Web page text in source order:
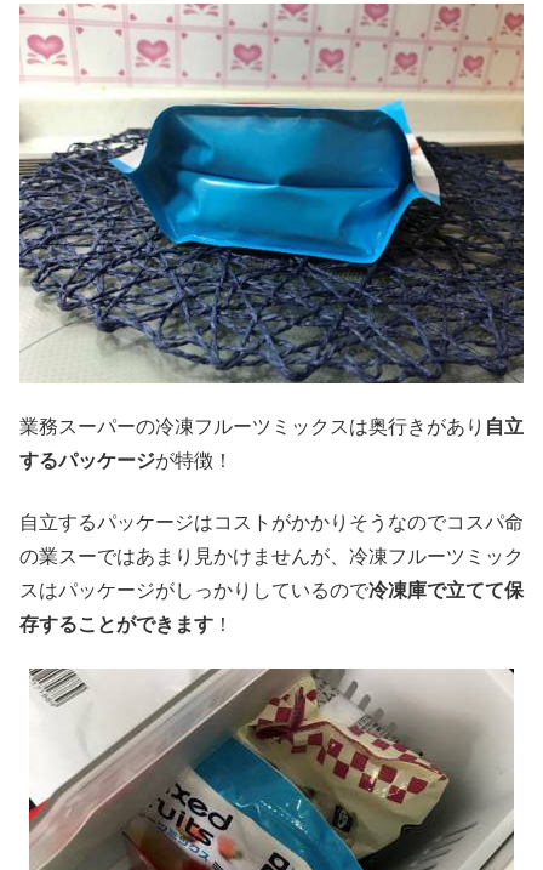
業務スーパーの冷凍フルーツミックスは奥行きがあり 自立
するパッケージが特徴！
自立するパッケージはコストがかかりそうなのでコスパ命
の業スーではあまり見かけませんが、冷凍フルーツミック
スはパッケージがしっかりしているので冷凍庫で立てて保
存することができます ！